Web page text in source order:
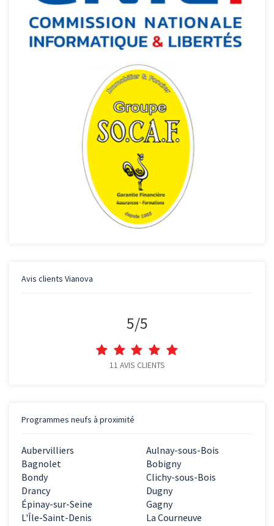
Avis clients Vianova
5/5
11 AVIS CLIENTS
Programmes neufs à proximité
Aubervilliers
Aulnay-sous-Bois
Bagnolet
Bobigny
Bondy
Clichy-sous-Bois
Drancy
Dugny
Épinay-sur-Seine
Gagny
L'Île-Saint-Denis
La Courneuve